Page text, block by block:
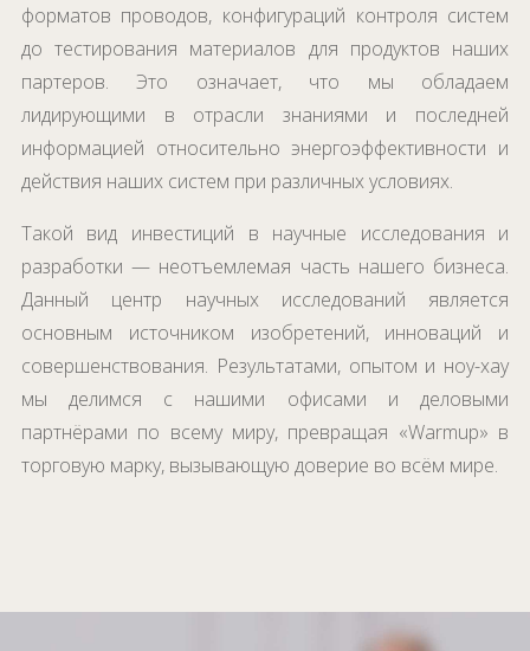
форматов проводов, конфигураций контроля систем
до тестирования материалов для продуктов наших
партеров. Это означает, что мы обладаем
лидирующими в отрасли знаниями и последней
информацией относительно энергоэффективности и
действия наших систем при различных условиях.
Такой вид инвестиций в научные исследования и
разработки — неотъемлемая часть нашего бизнеса.
Данный центр научных исследований является
основным источником изобретений, инноваций и
совершенствования. Результатами, опытом и ноу-хау
мы делимся с нашими офисами и деловыми
партнёрами по всему миру, превращая «Warmup» в
торговую марку, вызывающую доверие во всём мире.